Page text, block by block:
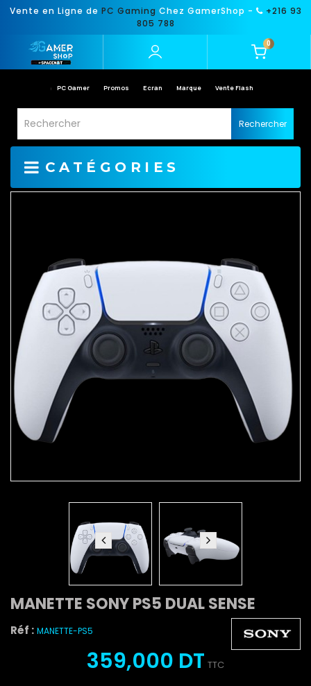
Vente en Ligne de PC Gaming Chez GamerShop -
+216 93
805 788
0
PC Gamer Promos Ecran Marque Vente Flash
Rechercher
CATÉGORIES
MANETTE SONY PS5 DUAL SENSE
Réf : MANETTE-PS5
359,000 DT TTC